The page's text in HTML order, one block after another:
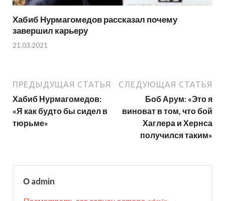
Хабиб Нурмагомедов рассказал почему
завершил карьеру
21.03.2021
ПРЕДЫДУЩАЯ СТАТЬЯ
Хабиб Нурмагомедов:
«Я как будто бы сидел в
тюрьме»
СЛЕДУЮЩАЯ СТАТЬЯ
Боб Арум: «Это я
виноват в том, что бой
Хаглера и Хернса
получился таким»
О admin